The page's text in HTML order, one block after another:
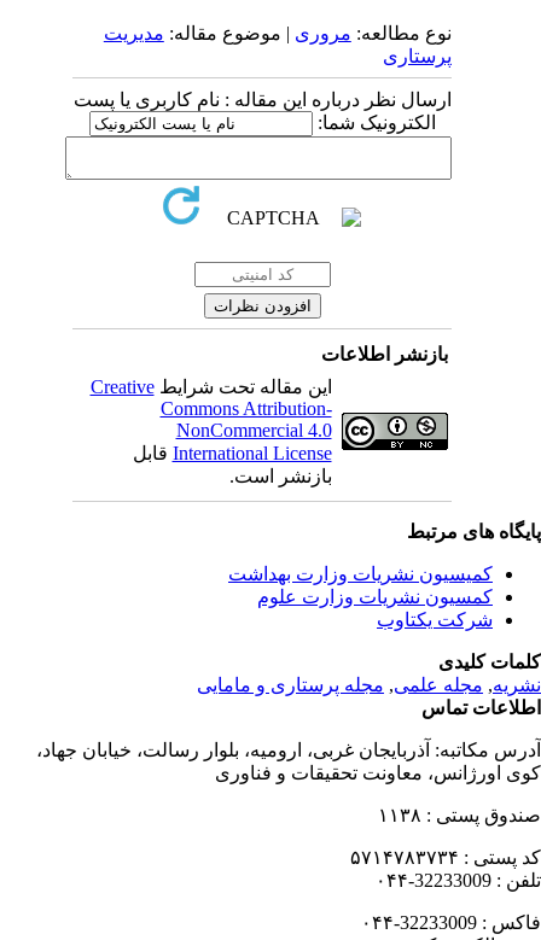
نوع مطالعه:مروری| موضوع مقاله:مدیریت
پرستاری
ارسال نظر درباره این مقاله : نام کاربری یا پست
الکترونیک شما:
بازنشر اطلاعات
این مقاله تحت شرایطCreative
Commons Attribution-
NonCommercial 4.0
International Licenseقابل
بازنشر است.
های مرتبط
کمیسیون نشریات وزارت بهداشت
کمسیون نشریات وزارت علوم
شرکت یکتاوب
کلیدی
,مجله علمی, مجله پرستاری و مامایی
تماس
مکاتبه:آذربایجان غربی، ارومیه، بلوار رسالت، خیابان جهاد،
اورژانس، معاونت تحقیقات و فناوری
پستی : ۱۱۳۸
پستی : ۵۷۱۴۷۸۳۷۳۴
: 32233009-۰۴۴
: 32233009-۰۴۴